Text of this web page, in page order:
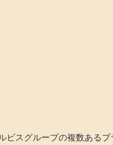
ビスグループの複数ある